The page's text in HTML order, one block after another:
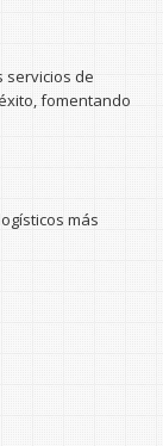
servicios de
fomentando
más